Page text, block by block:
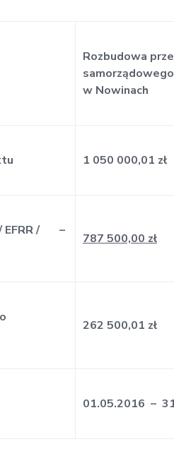
Rozbudowa
w Nowinach
1 050 000,01 zł
/ EFRR / –
787 500,00 zł
262 500,01 zł
01.05.2016 –